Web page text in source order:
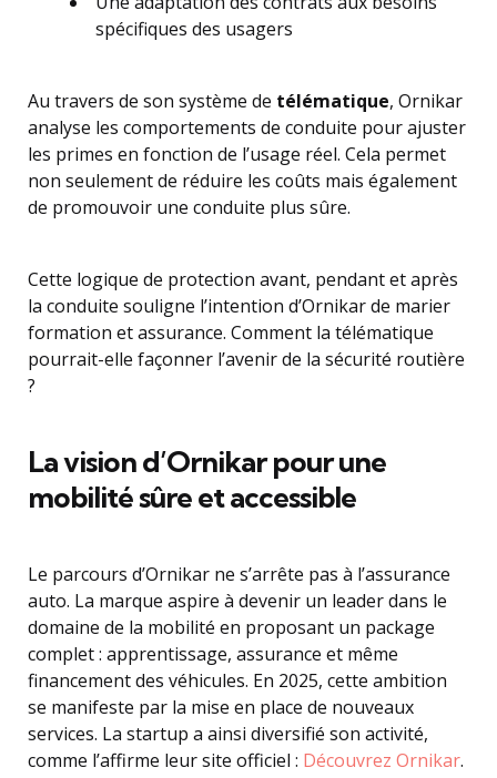
spécifiques des usagers
Au travers de son système de télématique, Ornikar
analyse les comportements de conduite pour ajuster
les primes en fonction de l’usage réel. Cela permet
non seulement de réduire les coûts mais également
de promouvoir une conduite plus sûre.
Cette logique de protection avant, pendant et après
la conduite souligne l’intention d’Ornikar de marier
formation et assurance. Comment la télématique
pourrait-elle façonner l’avenir de la sécurité routière
?
La vision d’Ornikar pour une
mobilité sûre et accessible
Le parcours d’Ornikar ne s’arrête pas à l’assurance
auto. La marque aspire à devenir un leader dans le
domaine de la mobilité en proposant un package
complet : apprentissage, assurance et même
financement des véhicules. En 2025, cette ambition
se manifeste par la mise en place de nouveaux
services. La startup a ainsi diversifié son activité,
comme l’affirme leur site officiel : Découvrez Ornikar.